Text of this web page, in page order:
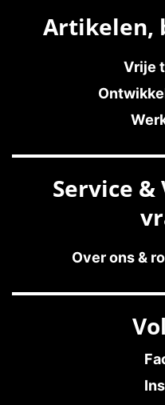
Artikelen,
Vrije
Service
Over ons &